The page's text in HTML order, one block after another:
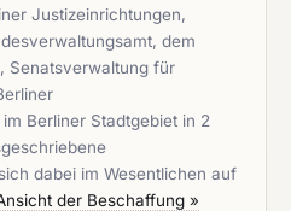
Justizeinrichtungen,
dem
Senatsverwaltung für
Berliner Stadtgebiet in 2
dabei im Wesentlichen auf
der Beschaffung »